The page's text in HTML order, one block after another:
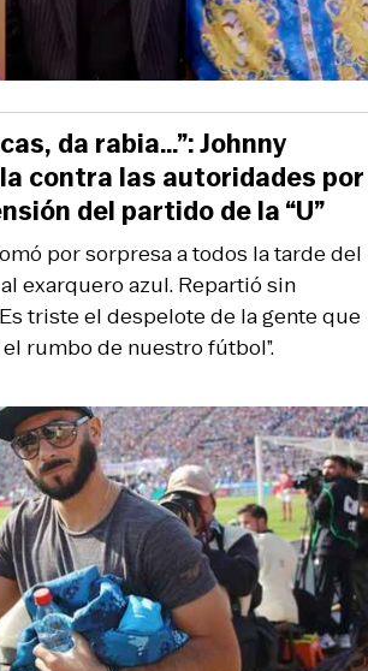
por sorpresa a todos la tarde del
exarquero azul. Repartió sin
triste el despelote de la gente que
rumbo de nuestro fútbol”.
da rabia…”: Johnny
contra las autoridades por
del partido de la “U”